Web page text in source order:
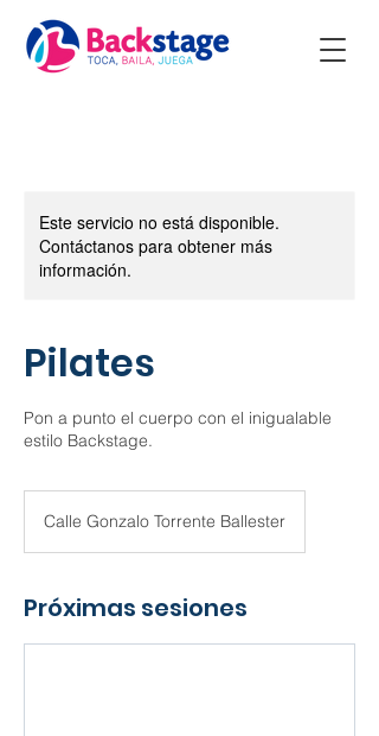
Este servicio no está disponible.
Contáctanos para obtener más
información.
Pilates
Pon a punto el cuerpo con el inigualable
estilo Backstage.
Calle Gonzalo Torrente Ballester
Próximas sesiones